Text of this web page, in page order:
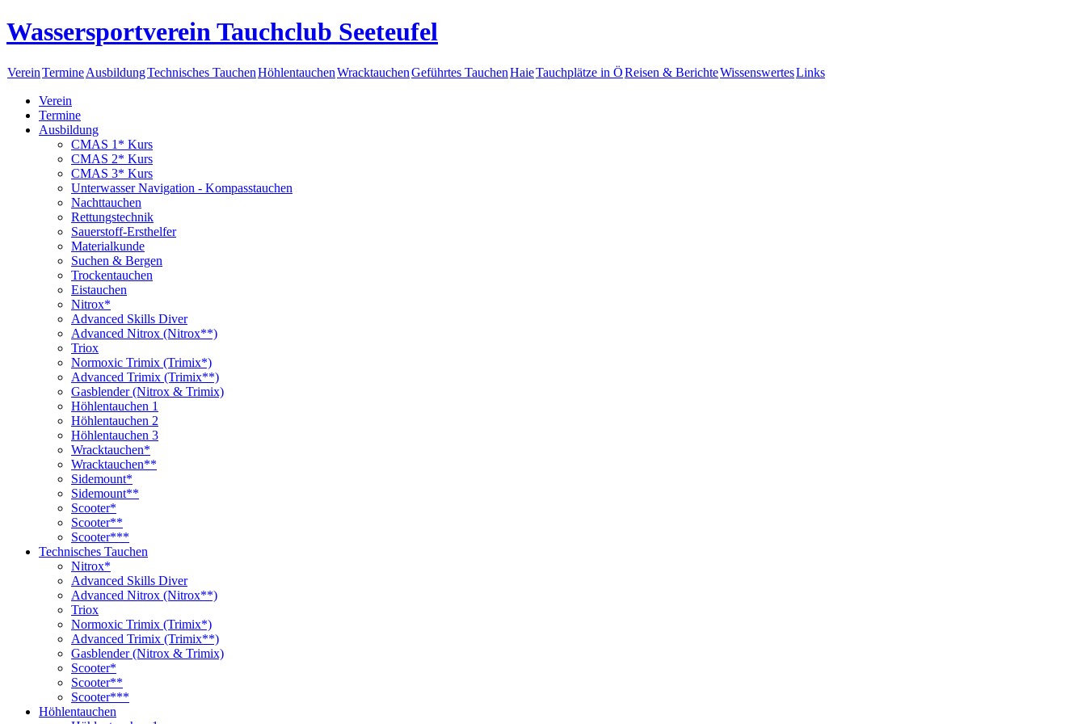
Wassersportverein Tauchclub Seeteufel
VereinTermineAusbildungTechnisches TauchenHöhlentauchenWracktauchenGeführtes TauchenHaieTauchplätze in ÖReisen & BerichteWissenswertesLinks
Verein
Termine
Ausbildung
CMAS 1* Kurs
CMAS 2* Kurs
CMAS 3* Kurs
Unterwasser Navigation - Kompasstauchen
Nachttauchen
Rettungstechnik
Sauerstoff-Ersthelfer
Materialkunde
Suchen & Bergen
Trockentauchen
Eistauchen
Nitrox*
Advanced Skills Diver
Advanced Nitrox (Nitrox**)
Triox
Normoxic Trimix (Trimix*)
Advanced Trimix (Trimix**)
Gasblender (Nitrox & Trimix)
Höhlentauchen 1
Höhlentauchen 2
Höhlentauchen 3
Wracktauchen*
Wracktauchen**
Sidemount*
Sidemount**
Scooter*
Scooter**
Scooter***
Technisches Tauchen
Nitrox*
Advanced Skills Diver
Advanced Nitrox (Nitrox**)
Triox
Normoxic Trimix (Trimix*)
Advanced Trimix (Trimix**)
Gasblender (Nitrox & Trimix)
Scooter*
Scooter**
Scooter***
Höhlentauchen